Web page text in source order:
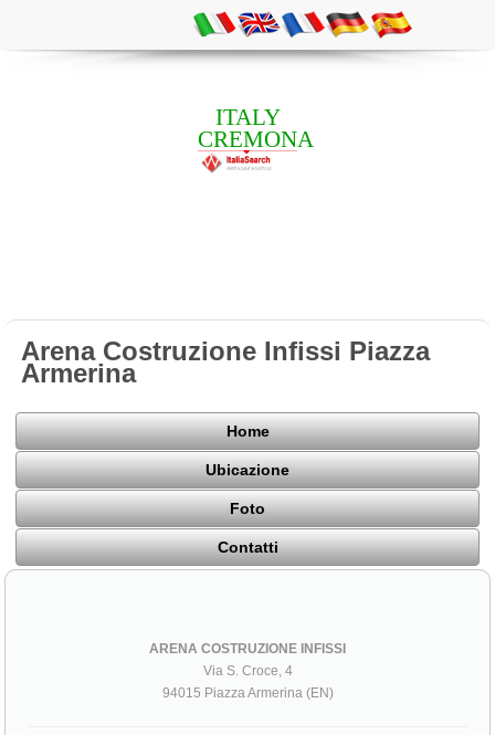
ITALY
CREMONA
Arena Costruzione Infissi Piazza
Armerina
Home
Ubicazione
Foto
Contatti
ARENA COSTRUZIONE INFISSI
Via S. Croce, 4
94015 Piazza Armerina (EN)